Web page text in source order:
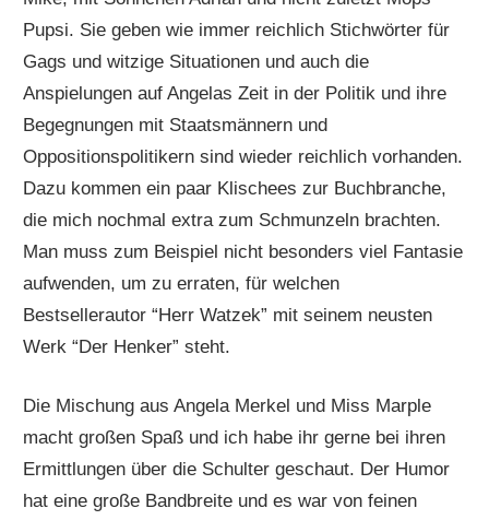
Pupsi. Sie geben wie immer reichlich Stichwörter für
Gags und witzige Situationen und auch die
Anspielungen auf Angelas Zeit in der Politik und ihre
Begegnungen mit Staatsmännern und
Oppositionspolitikern sind wieder reichlich vorhanden.
Dazu kommen ein paar Klischees zur Buchbranche,
die mich nochmal extra zum Schmunzeln brachten.
Man muss zum Beispiel nicht besonders viel Fantasie
aufwenden, um zu erraten, für welchen
Bestsellerautor “Herr Watzek” mit seinem neusten
Werk “Der Henker” steht.
Die Mischung aus Angela Merkel und Miss Marple
macht großen Spaß und ich habe ihr gerne bei ihren
Ermittlungen über die Schulter geschaut. Der Humor
hat eine große Bandbreite und es war von feinen